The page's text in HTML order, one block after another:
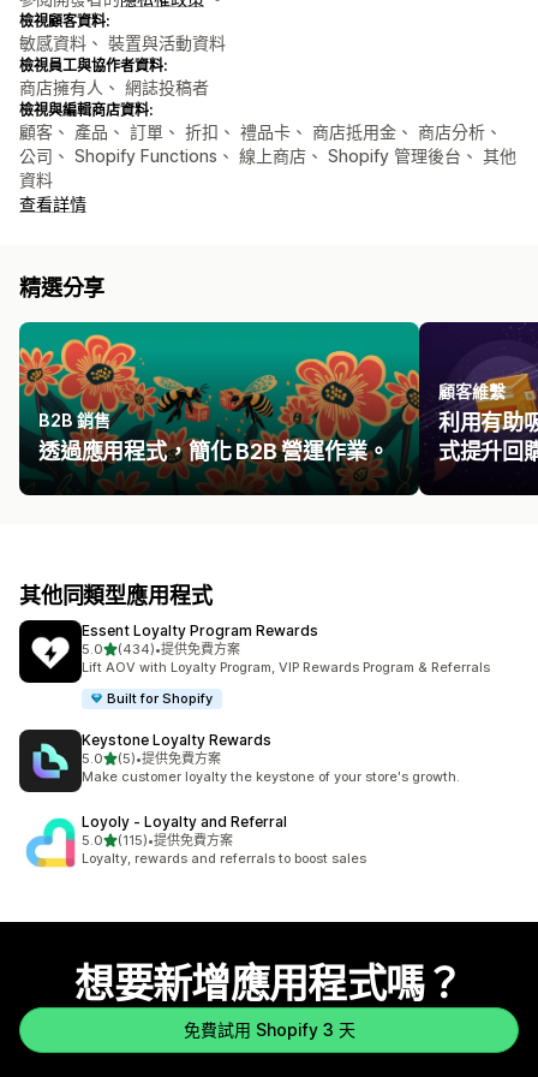
檢視顧客資料:
敏感資料、 裝置與活動資料
檢視員工與協作者資料:
商店擁有人、 網誌投稿者
檢視與編輯商店資料:
顧客、 產品、 訂單、 折扣、 禮品卡、 商店抵用金、 商店分析、
公司、 Shopify Functions、 線上商店、 Shopify 管理後台、 其他
資料
查看詳情
精選分享
B2B 銷售
透過應用程式，簡化 B2B 營運作業。
顧客維繫
利用有助
式提升回
其他同類型應用程式
Essent Loyalty Program Rewards
5.0滿分 5 顆星
(434)
共有 434 則評價
•提供免費方案
Lift AOV with Loyalty Program, VIP Rewards Program & Referrals
Built for Shopify
Keystone Loyalty Rewards
5.0滿分 5 顆星
(5)
共有 5 則評價
•提供免費方案
Make customer loyalty the keystone of your store's growth.
Loyoly ‑ Loyalty and Referral
5.0滿分 5 顆星
(115)
共有 115 則評價
•提供免費方案
Loyalty, rewards and referrals to boost sales
想要新增應用程式嗎？
免費試用 Shopify 3 天